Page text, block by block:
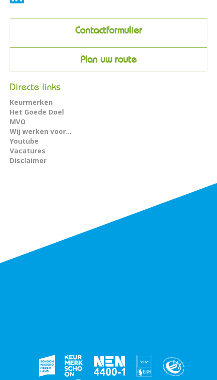
Contactformulier
Plan uw route
Directe links
Keurmerken
Het Goede Doel
MVO
Wij werken voor...
Youtube
Vacatures
Disclaimer